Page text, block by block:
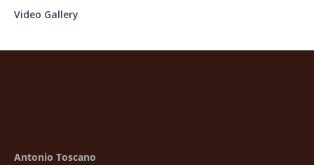
Video Gallery
Antonio Toscano